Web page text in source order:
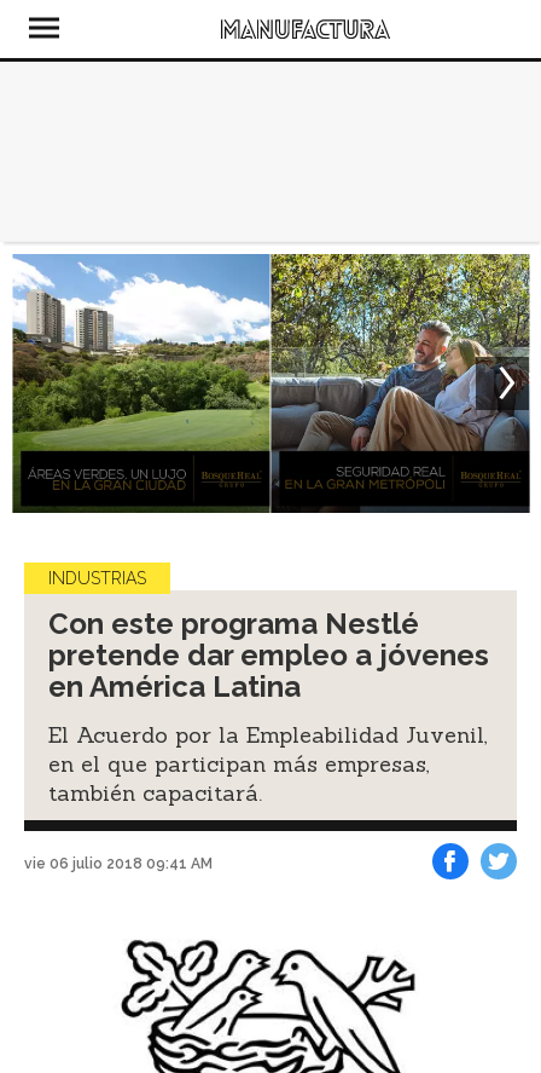
INDUSTRIAS
Con este programa Nestlé
pretende dar empleo a jóvenes
en América Latina
El Acuerdo por la Empleabilidad Juvenil,
en el que participan más empresas,
también capacitará.
vie 06 julio 2018 09:41 AM